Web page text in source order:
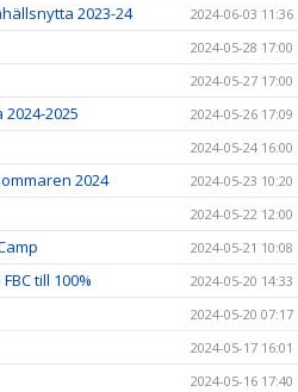
2023-24 2024-06-03 11:36
2024-05-28 17:00
2024-05-27 17:00
2025 2024-05-26 17:09
2024-05-24 16:00
2024 2024-05-23 10:20
2024-05-22 12:00
2024-05-21 10:08
till 100% 2024-05-20 14:33
2024-05-20 07:17
2024-05-17 16:01
2024-05-16 17:40